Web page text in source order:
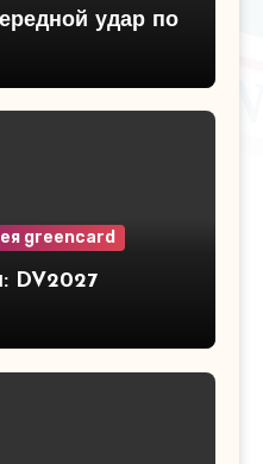
удар по
greencard
DV2027